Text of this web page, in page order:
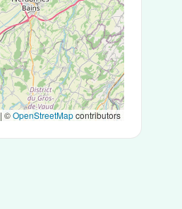
| ©OpenStreetMapcontributors